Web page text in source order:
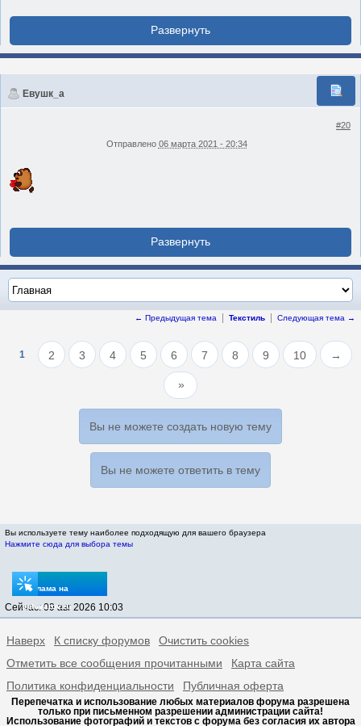
Евушк_а
#20
Отправлено 06 марта 2021 - 20:34
← Предыдущая тема Текстиль Следующая тема →
1 2 3 4 5 6 7 8 9 10 →
Вы не можете создать новую тему
Вы не можете ответить в тему
Вы используете тему наиболее подходящую для вашего браузера
Нажмите сюда для выбора темы
Реклама на
sptovarov.ru
Сейчас: 09 авг 2026 10:03
Наверх К списку форумов
Очистить cookies
Отметить все сообщения прочитанными
Карта сайта
Политика конфиденциальности
Публичная оферта